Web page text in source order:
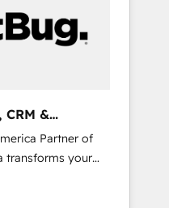
行ではなく、設計
断の統合・浸透・
・MAからの移行
・Pardot等からの
ータ移行と活用設
・Perplexity等
前提にコンテンツ
a mess." ⚙️
for total
for enterprise-
| 1,000+
CRM &
Partner of
transforms your
engine. Our
specialized